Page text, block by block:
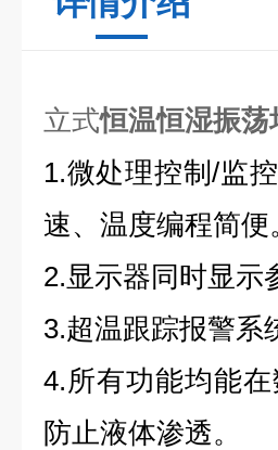
立式恒温恒湿振荡
1.微处理控制/监
速、温度编程简便
2.显示器同时显示
3.超温跟踪报警系
4.所有功能均能
防止液体渗透。